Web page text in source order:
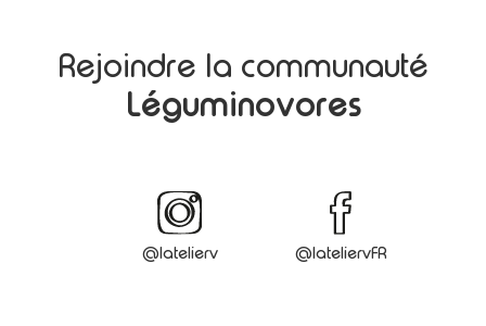
Rejoindre la communauté
Léguminovores
@latelierv @lateliervFR